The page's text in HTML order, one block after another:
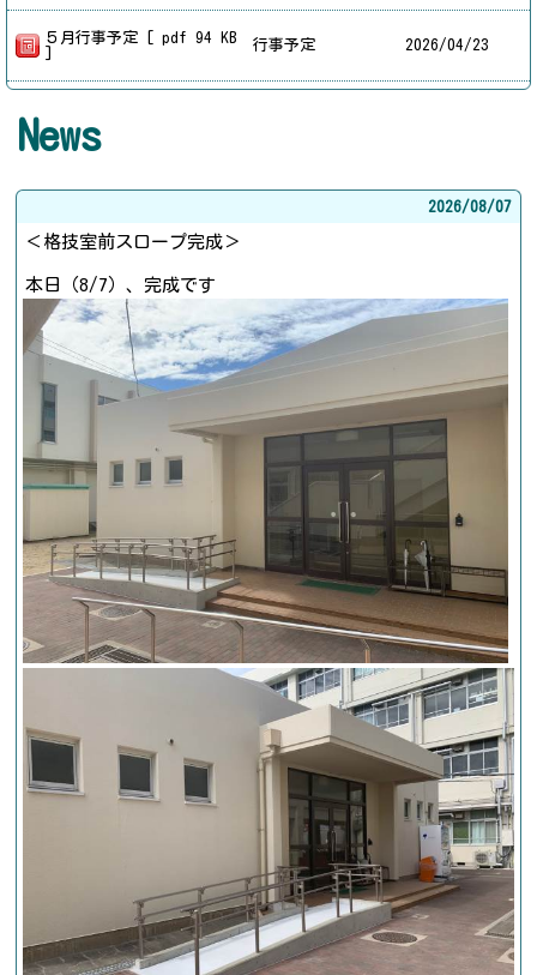
５月行事予定 [ pdf 94 KB
行事予定 2026/04/23
News
2026/08/07
＜格技室前スロープ完成＞
本日（8/7）、完成です